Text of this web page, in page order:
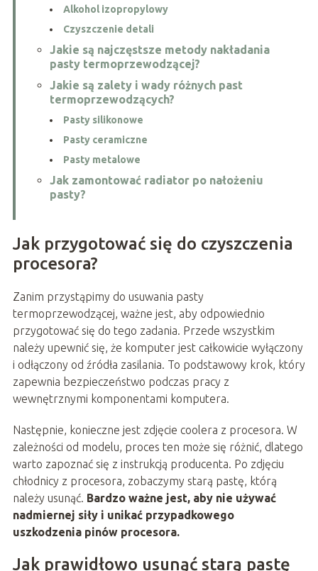
Alkohol izopropylowy
Czyszczenie detali
Jakie są najczęstsze metody nakładania
pasty termoprzewodzącej?
Jakie są zalety i wady różnych past
termoprzewodzących?
Pasty silikonowe
Pasty ceramiczne
Pasty metalowe
Jak zamontować radiator po nałożeniu
pasty?
Jak przygotować się do czyszczenia
procesora?
Zanim przystąpimy do usuwania pasty
termoprzewodzącej, ważne jest, aby odpowiednio
przygotować się do tego zadania. Przede wszystkim
należy upewnić się, że komputer jest całkowicie wyłączony
i odłączony od źródła zasilania. To podstawowy krok, który
zapewnia bezpieczeństwo podczas pracy z
wewnętrznymi komponentami komputera.
Następnie, konieczne jest zdjęcie coolera z procesora. W
zależności od modelu, proces ten może się różnić, dlatego
warto zapoznać się z instrukcją producenta. Po zdjęciu
chłodnicy z procesora, zobaczymy starą pastę, którą
należy usunąć. Bardzo ważne jest, aby nie używać
nadmiernej siły i unikać przypadkowego
uszkodzenia pinów procesora.
Jak prawidłowo usunąć starą pastę